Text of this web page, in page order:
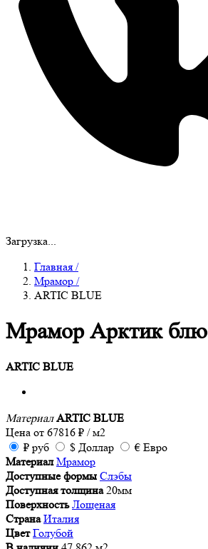
Загрузка...
Главная /
Мрамор /
ARTIC BLUE
Мрамор Арктик блю
ARTIC BLUE
Материал ARTIC BLUE
Цена от 67816 ₽ / м2
₽ руб $ Доллар € Евро
Материал Мрамор
Доступные формы Слэбы
Доступная толщина 20мм
Поверхность Лощеная
Страна Италия
Цвет Голубой